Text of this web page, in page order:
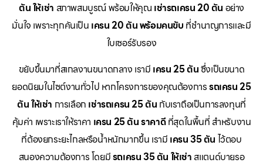
ตัน ให้เช่า สภาพสมบูรณ์ พร้อมให้คุณ เช่ารถเครน 20 ตัน อย่าง
มั่นใจ เพราะทุกคันเป็น เครน 20 ตัน พร้อมคนขับ ที่ชำนาญการและมี
ใบเซอร์รับรอง
ขยับขึ้นมาที่สเกลงานขนาดกลาง เรามี เครน 25 ตันซึ่งเป็นขนาด
ยอดนิยมในไซต์งานทั่วไป หากโครงการของคุณต้องการรถเครน 25
ตัน ให้เช่า การเลือก เช่ารถเครน 25 ตัน กับเราถือเป็นการลงทุนที่
คุ้มค่า เพราะเราให้ราคา เครน 25 ตัน ราคาดีที่สุดในพื้นที่ สำหรับงาน
ที่ต้องยกระยะไกลหรือน้ำหนักมากขึ้น เรามี เครน 35 ตัน ไว้ตอบ
สนองความต้องการ โดยมีรถเครน 35 ตัน ให้เช่า สแตนด์บายรอ